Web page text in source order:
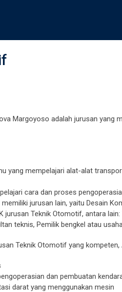
Margoyoso adalah jurusan yang
yang mempelajari alat-alat
cara dan proses
jurusan lain, yaitu Desain
jurusan Teknik Otomotif, antara
teknis, Pemilik bengkel atau
Teknik Otomotif yang kompeten,
dan pembuatan
darat yang menggunakan mesin